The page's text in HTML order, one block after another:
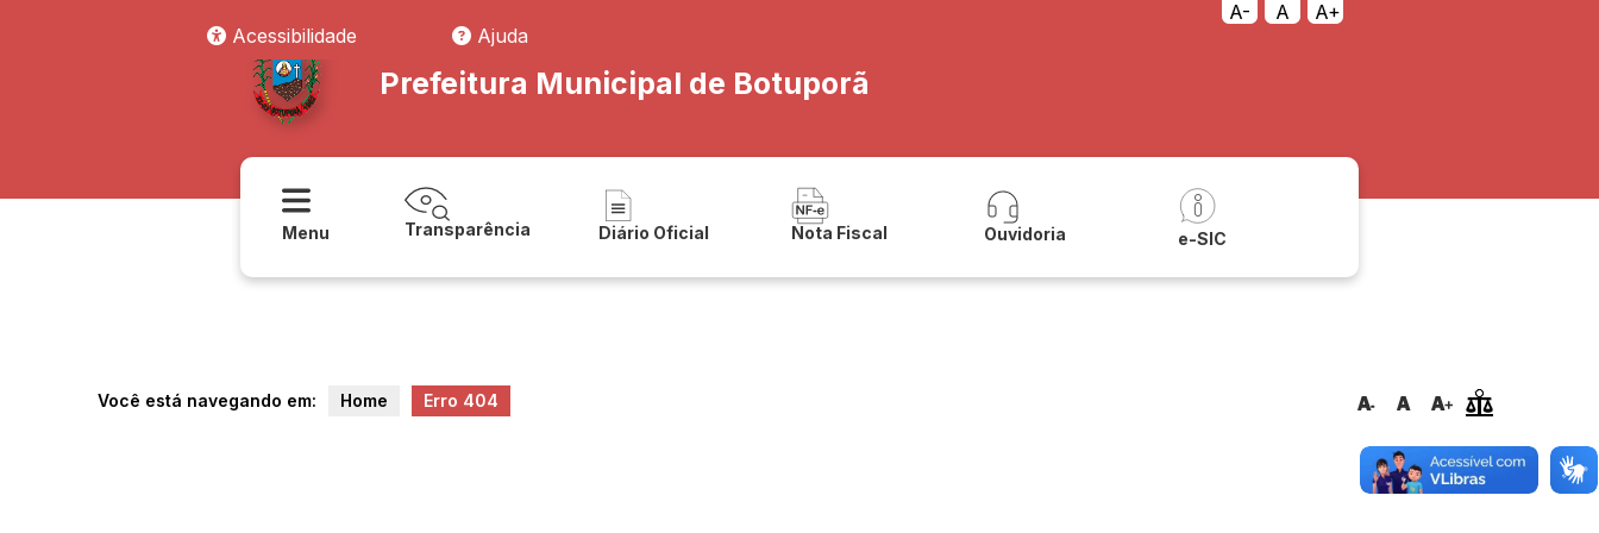
A- A
A+
Acessibilidade
Ajuda
Prefeitura Municipal de Botuporã
Menu Transparência Diário Oficial Nota Fiscal Ouvidoria e-SIC
Você está navegando em: Home Erro 404